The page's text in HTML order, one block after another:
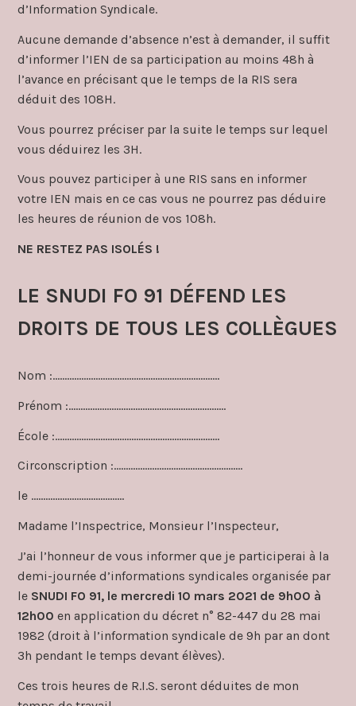
d’Information Syndicale.
Aucune demande d’absence n’est à demander, il suffit
d’informer l’IEN de sa participation au moins 48h à
l’avance en précisant que le temps de la RIS sera
déduit des 108H.
Vous pourrez préciser par la suite le temps sur lequel
vous déduirez les 3H.
Vous pouvez participer à une RIS sans en informer
votre IEN mais en ce cas vous ne pourrez pas déduire
les heures de réunion de vos 108h.
NE RESTEZ PAS ISOLÉS !
LE SNUDI FO 91 DÉFEND LES
DROITS DE TOUS LES COLLÈGUES
Nom :…………………………………………………………….
Prénom :…………………………………………………………
École :……………………………………………………………
Circonscription :………………………………………………
le …………………………………
Madame l’Inspectrice, Monsieur l’Inspecteur,
J’ai l’honneur de vous informer que je participerai à la
demi-journée d’informations syndicales organisée par
le SNUDI FO 91, le mercredi 10 mars 2021 de 9h00 à
12h00 en application du décret n° 82-447 du 28 mai
1982 (droit à l’information syndicale de 9h par an dont
3h pendant le temps devant élèves).
Ces trois heures de R.I.S. seront déduites de mon